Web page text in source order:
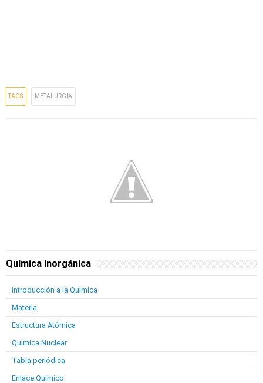
TAGS METALURGIA
Química Inorgánica
Introducción a la Química
Materia
Estructura Atómica
Química Nuclear
Tabla periódica
Enlace Químico